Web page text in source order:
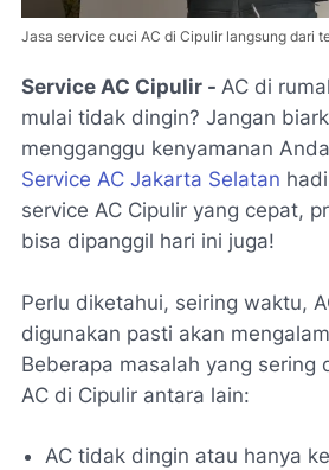
Jasa service cuci AC di Cipulir langsung dari
Service AC Cipulir - AC di
mulai tidak dingin? Jangan
mengganggu kenyamanan
Service AC Jakarta Selatan
service AC Cipulir yang cepat,
bisa dipanggil hari ini juga!
Perlu diketahui, seiring waktu,
digunakan pasti akan
Beberapa masalah yang sering
AC di Cipulir antara lain:
AC tidak dingin atau hanya